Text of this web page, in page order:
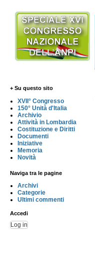
+ Su questo sito
XVII° Congresso
150° Unità d'Italia
Archivio
Attività in Lombardia
Costituzione e Diritti
Documenti
Iniziative
Memoria
Novità
Naviga tra le pagine
Archivi
Categorie
Ultimi commenti
Accedi
Log in